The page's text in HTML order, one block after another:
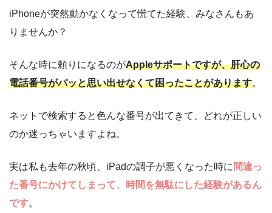
iPhoneが突然動かなくなって慌てた経験、みなさんもあ
りませんか？
そんな時に頼りになるのがAppleサポートですが、肝心の
電話番号がパッと思い出せなくて困ったことがあります。
ネットで検索すると色んな番号が出てきて、どれが正しい
のか迷っちゃいますよね。
実は私も去年の秋頃、iPadの調子が悪くなった時に 間違っ
た番号にかけてしまって、時間を無駄にした経験があるん
です。